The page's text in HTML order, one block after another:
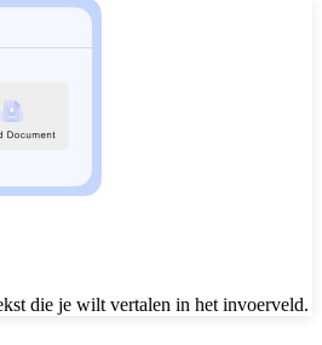
die je wilt vertalen in het invoerveld.